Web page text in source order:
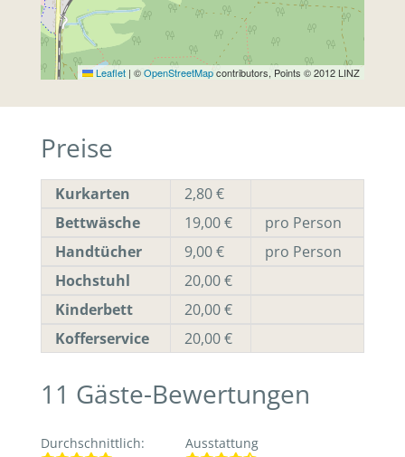
Leaflet | ©OpenStreetMapcontributors, Points © 2012 LINZ
Preise
Kurkarten
2,80 €
Bettwäsche
19,00 €
pro Person
Handtücher
9,00 €
pro Person
Hochstuhl
20,00 €
Kinderbett
20,00 €
Kofferservice
20,00 €
11 Gäste-Bewertungen
Durchschnittlich:
Ausstattung